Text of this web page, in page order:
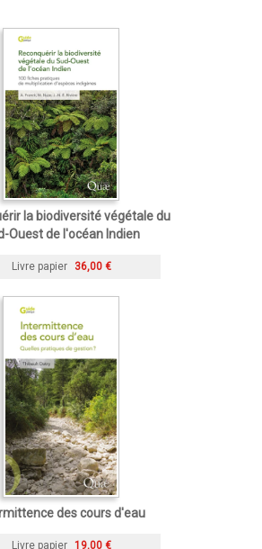
la biodiversité végétale du
Ouest de l'océan Indien
Livre papier 36,00 €
des cours d'eau
Livre papier 19,00 €